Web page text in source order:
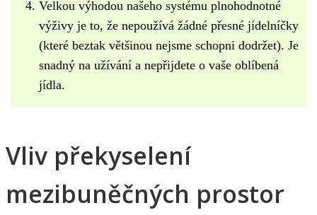
Velkou výhodou našeho systému plnohodnotné
výživy je to, že nepoužívá žádné přesné jídelníčky
(které beztak většinou nejsme schopni dodržet). Je
snadný na užívání a nepřijdete o vaše oblíbená
jídla.
Vliv překyselení
mezibuněčných prostor